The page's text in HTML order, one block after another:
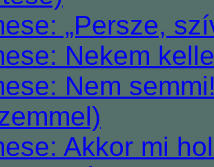
„Persze,
Nekem
Nem
Akkor mi